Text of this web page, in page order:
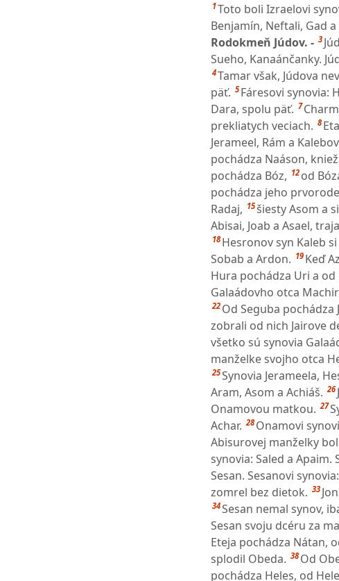
1Toto boli Izraelovi
Benjamín, Neftali, Gad a
Rodokmeň Júdov. - 3
Sueho, Kanaánčanky.
4Tamar však, Júdova
päť. 5 Fáresovi synovia:
Dara, spolu päť. 7
prekliatych veciach. 8
Jerameel, Rám a
pochádza Naáson,
pochádza Bóz, 12 od
pochádza jeho
Radaj, 15šiesty Asom a
Abisai, Joab a Asael,
18 Hesronov syn Kaleb
Sobab a Ardon. 19 Keď
Hura pochádza Uri a
Galaádovho otca
22 Od Seguba
zobrali od nich Jairove
všetko sú synovia
manželke svojho otca
25Synovia Jerameela,
Aram, Asom a Achiáš. 26
Onamovou matkou. 27
Achar. 28 Onamovi
Abisurovej manželky
synovia: Saled a
Sesan. Sesanovi
zomrel bez dietok. 33
34Sesan nemal synov,
Sesan svoju dcéru za
Eteja pochádza Nátan,
splodil Obeda. 38 Od
pochádza Heles, od